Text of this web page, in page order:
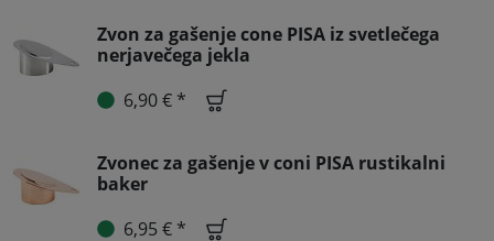
Zvon za gašenje cone PISA iz svetlečega
nerjavečega jekla
6,90 € *
Zvonec za gašenje v coni PISA rustikalni
baker
6,95 € *